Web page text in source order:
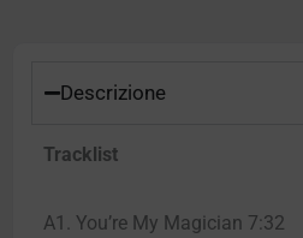
Descrizione
Tracklist
A1. You’re My Magician 7:32